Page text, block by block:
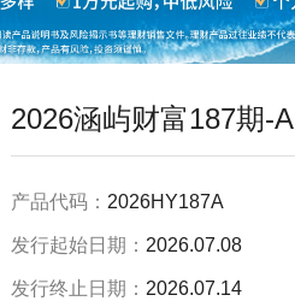
2026涵屿财富187期-A
产品代码： 2026HY187A
发行起始日期： 2026.07.08
发行终止日期： 2026.07.14